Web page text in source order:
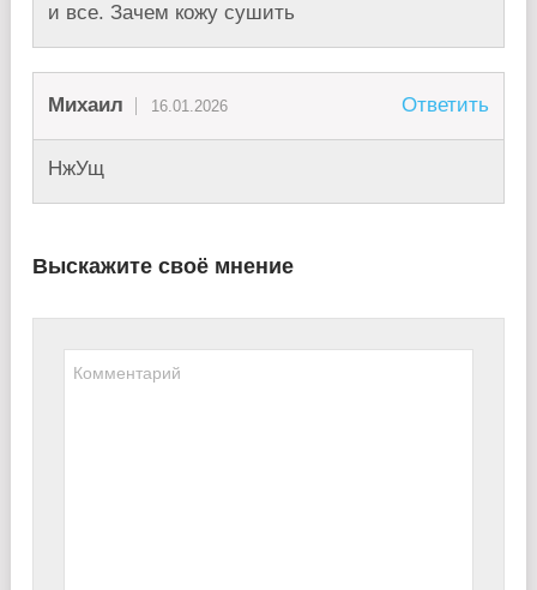
и все. Зачем кожу сушить
Михаил 16.01.2026 Ответить
НжУщ
Выскажите своё мнение